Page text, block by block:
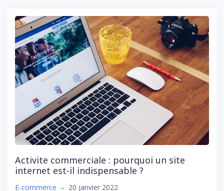
Activite commerciale : pourquoi un site
internet est-il indispensable ?
E-commerce – 20 janvier 2022